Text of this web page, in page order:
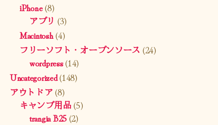
iPhone(8)
アプリ (3)
Macintosh(4)
フリーソフト・オープンソース (24)
wordpress(14)
Uncategorized(148)
アウトドア(8)
キャンプ用品(5)
trangia B25(2)